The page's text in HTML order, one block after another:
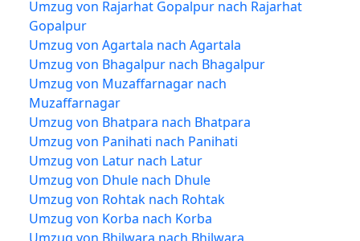
Umzug von Rajarhat Gopalpur nach Rajarhat
Gopalpur
Umzug von Agartala nach Agartala
Umzug von Bhagalpur nach Bhagalpur
Umzug von Muzaffarnagar nach
Muzaffarnagar
Umzug von Bhatpara nach Bhatpara
Umzug von Panihati nach Panihati
Umzug von Latur nach Latur
Umzug von Dhule nach Dhule
Umzug von Rohtak nach Rohtak
Umzug von Korba nach Korba